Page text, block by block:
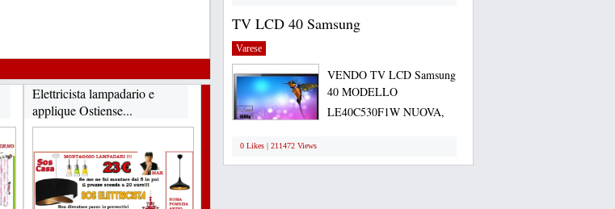
Elettricista lampadario e
applique Ostiense...
TV LCD 40 Samsung
Varese
VENDO TV LCD Samsung
40 MODELLO
LE40C530F1W NUOVA,
0 Likes | 211472 Views